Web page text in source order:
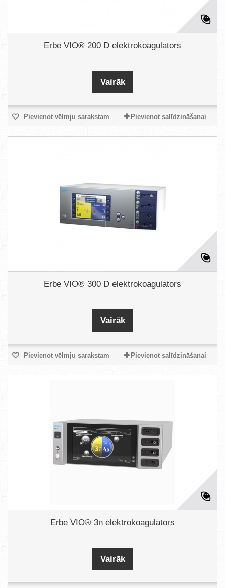
Erbe VIO® 200 D elektrokoagulators
Vairāk
Pievienot vēlmju sarakstam Pievienot salīdzināšanai
Erbe VIO® 300 D elektrokoagulators
Vairāk
Pievienot vēlmju sarakstam Pievienot salīdzināšanai
Erbe VIO® 3n elektrokoagulators
Vairāk